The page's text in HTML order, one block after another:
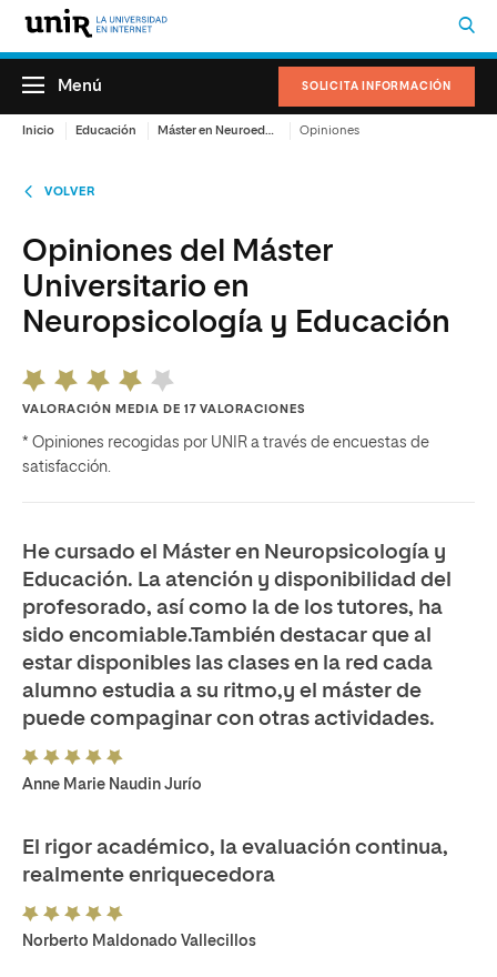
SOLICITA INFORMACIÓN
Menú
Inicio Educación Opiniones
VOLVER
Opiniones del Máster
Universitario en
Neuropsicología y Educación
VALORACIÓN MEDIA DE 17 VALORACIONES
* Opiniones recogidas por UNIR a través de encuestas de
satisfacción.
He cursado el Máster en Neuropsicología y
Educación. La atención y disponibilidad del
profesorado, así como la de los tutores, ha
sido encomiable.También destacar que al
estar disponibles las clases en la red cada
alumno estudia a su ritmo,y el máster de
puede compaginar con otras actividades.
Anne Marie Naudin Jurío
El rigor académico, la evaluación continua,
realmente enriquecedora
Norberto Maldonado Vallecillos